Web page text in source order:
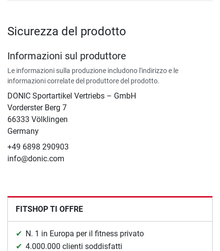
Sicurezza del prodotto
Informazioni sul produttore
Le informazioni sulla produzione includono l'indirizzo e le
informazioni correlate del produttore del prodotto.
DONIC Sportartikel Vertriebs – GmbH
Vorderster Berg 7
66333 Völklingen
Germany
+49 6898 290903
info@donic.com
FITSHOP TI OFFRE
N. 1 in Europa per il fitness privato
4.000.000 clienti soddisfatti